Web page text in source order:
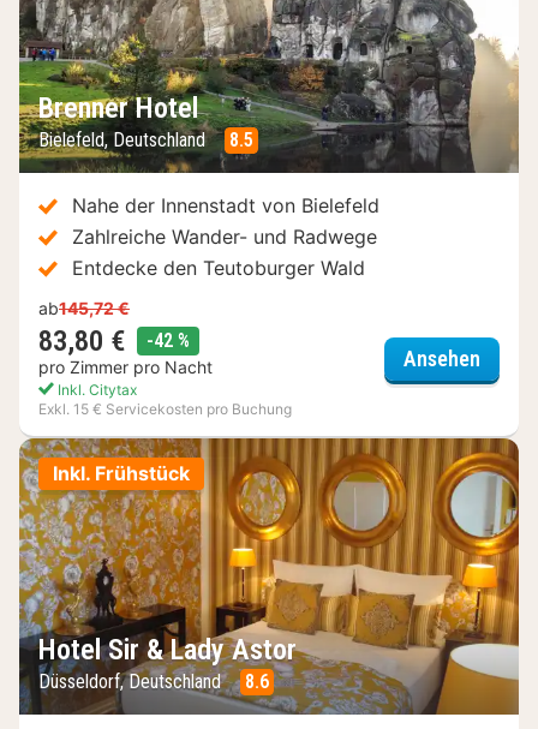
Brenner Hotel
Bielefeld, Deutschland 8.5
Nahe der Innenstadt von Bielefeld
Zahlreiche Wander- und Radwege
Entdecke den Teutoburger Wald
ab145,72 €
83,80 € -42 %
pro Zimmer pro Nacht
Inkl. Citytax
Exkl. 15 € Servicekosten pro Buchung
Ansehen
Inkl. Frühstück
Hotel Sir & Lady Astor
Düsseldorf, Deutschland 8.6